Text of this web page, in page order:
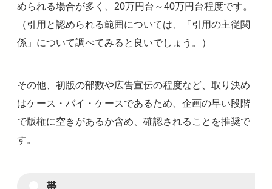
められる場合が多く、20万円台～40万円台程度です。
（引用と認められる範囲については、「引用の主従関
係」について調べてみると良いでしょう。）
その他、初版の部数や広告宣伝の程度など、取り決め
はケース・バイ・ケースであるため、企画の早い段階
で版権に空きがあるか含め、確認されることを推奨で
す。
帯